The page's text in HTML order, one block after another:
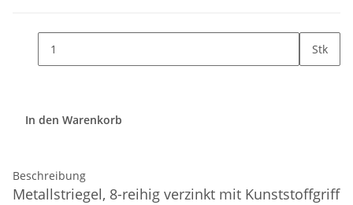
Stk
In den Warenkorb
Beschreibung
Metallstriegel, 8-reihig verzinkt mit Kunststoffgriff